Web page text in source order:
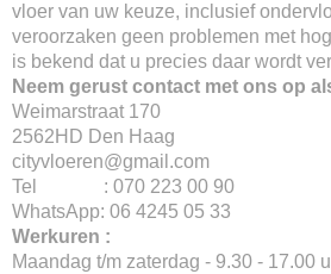
vloer van uw keuze, inclusief
veroorzaken geen problemen met
is bekend dat u precies daar wordt
Neem gerust contact met ons op
Weimarstraat 170
2562HD Den Haag
cityvloeren@gmail.com
Tel : 070 223 00 90
WhatsApp: 06 4245 05 33
Werkuren :
Maandag t/m zaterdag - 9.30 - 17.00